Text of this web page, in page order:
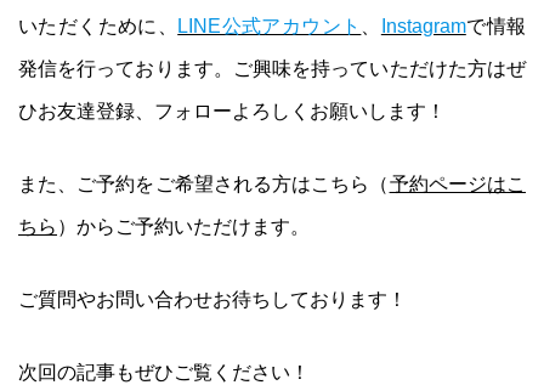
いただくために、 LINE公式アカウント Instagramで情報
発信を行っております。ご興味を持っていただけた方はぜ
ひお友達登録、フォローよろしくお願いします！
また、ご予約をご希望される方はこちら（予約ページはこ
ちら ）からご予約いただけます。
ご質問やお問い合わせお待ちしております！
次回の記事もぜひご覧ください！